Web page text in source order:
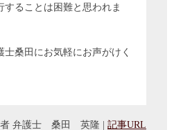
ることは困難と思われま
桑田にお気軽にお声がけく
弁護士 桑田 英隆 記事URL